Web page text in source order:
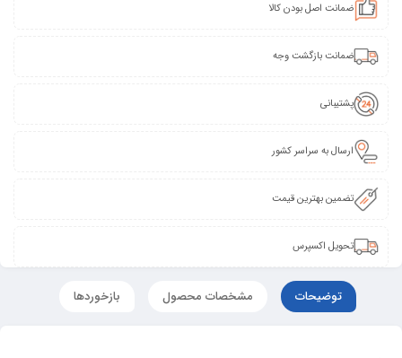
ضمانت اصل بودن کالا
ضمانت بازگشت وجه
پشتیبانی
ارسال به سراسر کشور
تضمین بهترین قیمت
تحویل اکسپرس
توضیحات مشخصات محصول بازخوردها